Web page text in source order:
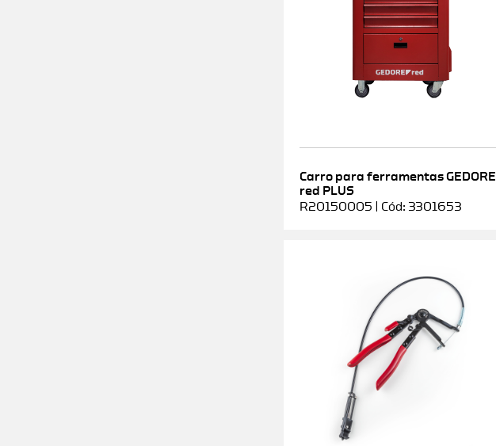
Carro para ferramentas GEDORE
red PLUS
R20150005 | Cód: 3301653